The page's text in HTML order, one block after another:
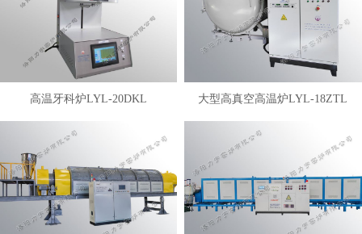
高温牙科炉LYL-20DKL 大型高真空高温炉LYL-18ZTL